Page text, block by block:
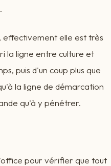
elle est très
la ligne entre culture et
puis d'un coup plus que
la ligne de démarcation
qu'à y pénétrer.
pour vérifier que tout